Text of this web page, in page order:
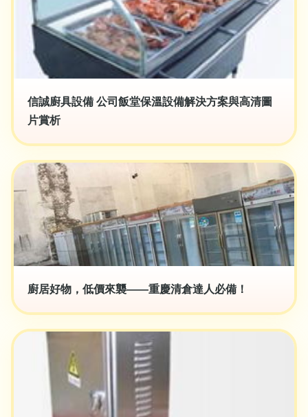
信誠廚具設備 公司飯堂保溫設備解決方案與高清圖
片賞析
廚居好物，低價來襲——重慶清倉達人必備！